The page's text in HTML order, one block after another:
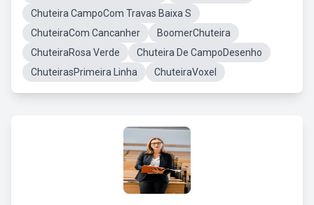
Chuteira CampoCom Travas Baixa S
ChuteiraCom Cancanher
BoomerChuteira
ChuteiraRosa Verde
Chuteira De CampoDesenho
ChuteirasPrimeira Linha
ChuteiraVoxel